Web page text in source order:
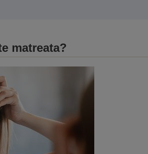
matreata?